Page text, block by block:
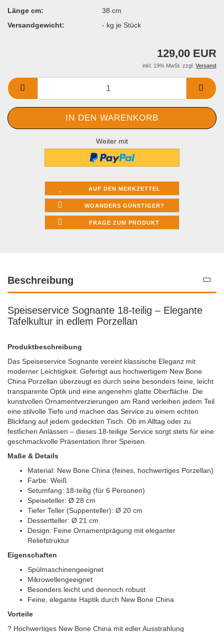
Länge cm:
38 cm
Versandgewicht:
- kg je Stück
129,00 EUR
inkl. 19% MwSt. zzgl. Versand
Weiter mit
AUF DEN MERKZETTEL
WOANDERS GÜNSTIGER?
FRAGE ZUM PRODUKT
Beschreibung
Speiseservice Sognante 18-teilig – Elegante
Tafelkultur in edlem Porzellan
Produktbeschreibung
Das Speiseservice Sognante vereint klassische Eleganz mit
moderner Leichtigkeit. Gefertigt aus hochwertigem New Bone
China Porzellan überzeugt es durch seine besonders feine, leicht
transparente Optik und eine angenehm glatte Oberfläche. Die
kunstvollen Ornamentverzierungen am Rand verleihen jedem Teil
eine stilvolle Tiefe und machen das Service zu einem echten
Blickfang auf jedem gedeckten Tisch. Ob im Alltag oder zu
festlichen Anlässen – dieses 18-teilige Service sorgt stets für eine
geschmackvolle Präsentation Ihrer Speisen.
Maße & Details
Material: New Bone China (feines, hochwertiges Porzellan)
Farbe: Weiß
Setumfang: 18-teilig (für 6 Personen)
Speiseteller: Ø 28 cm
Tiefer Teller (Suppenteller): Ø 20 cm
Dessertteller: Ø 21 cm
Design: Feine Ornamentprägung mit eleganter
Reliefstruktur
Eigenschaften
Spülmaschinengeeignet
Mikrowellengeeignet
Besonders leicht und dennoch robust
Feine, elegante Haptik durch New Bone China
Vorteile
? Hochwertiges New Bone China mit edler Ausstrahlung